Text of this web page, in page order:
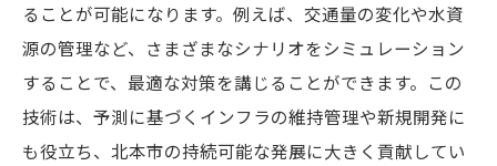
ることが可能になります。例えば、交通量の変化や水資
源の管理など、さまざまなシナリオをシミュレーション
することで、最適な対策を講じることができます。この
技術は、予測に基づくインフラの維持管理や新規開発に
も役立ち、北本市の持続可能な発展に大きく貢献してい